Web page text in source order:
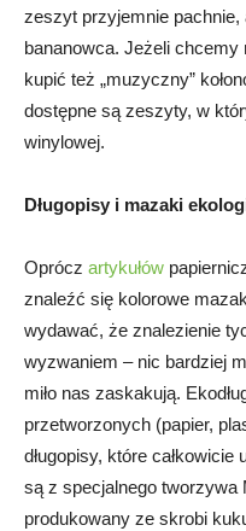
zeszyt przyjemnie pachnie,
bananowca. Jeżeli
kupić też „muzyczny”
dostępne są zeszyty, w
winylowej.
Długopisy i mazaki
Oprócz artykułów
znaleźć się kolorowe
wydawać, że znalezienie
wyzwaniem – nic bardziej
miło nas zaskakują.
przetworzonych (papier,
długopisy, które
są z specjalnego tworzywa
produkowany ze skrobi